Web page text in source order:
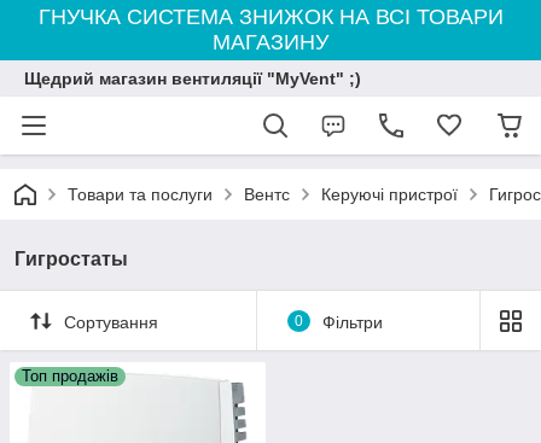
ГНУЧКА СИСТЕМА ЗНИЖОК НА ВСІ ТОВАРИ
МАГАЗИНУ
Щедрий магазин вентиляції "MyVent" ;)
Товари та послуги Вентс Керуючі пристрої
Гигростаты
Сортування 0 Фільтри
Топ продажів